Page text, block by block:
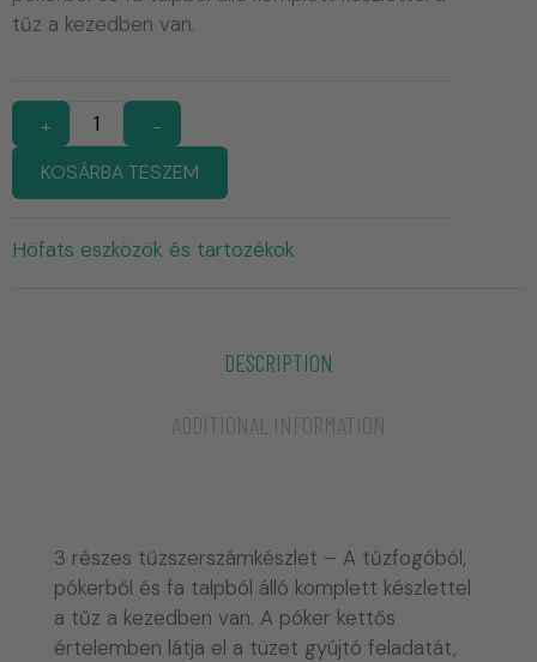
tűz a kezedben van.
+
-
KOSÁRBA TESZEM
Höfats eszközök és tartozékok
DESCRIPTION
ADDITIONAL INFORMATION
3 részes tűzszerszámkészlet – A tűzfogóból,
pókerből és fa talpból álló komplett készlettel
a tűz a kezedben van. A póker kettős
értelemben látja el a tüzet gyújtó feladatát,